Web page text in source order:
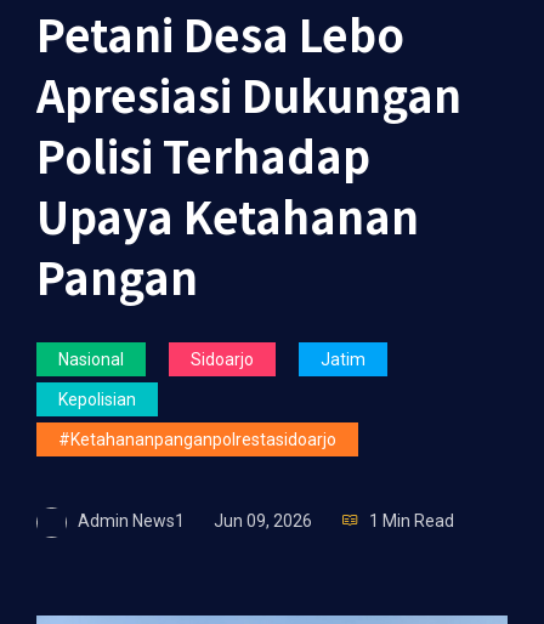
Petani Desa Lebo
Apresiasi Dukungan
Polisi Terhadap
Upaya Ketahanan
Pangan
Nasional Sidoarjo Jatim
Kepolisian
#ketahananpanganpolrestasidoarjo
Admin News1 Jun 09, 2026 1 Min Read